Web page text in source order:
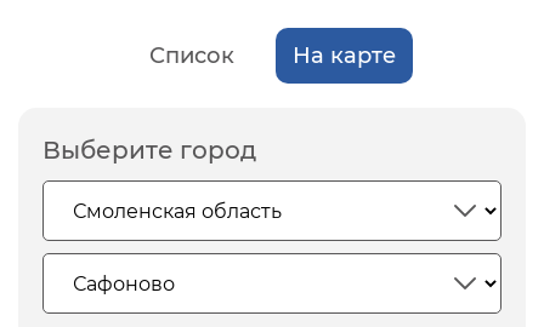
Список На карте
Выберите город